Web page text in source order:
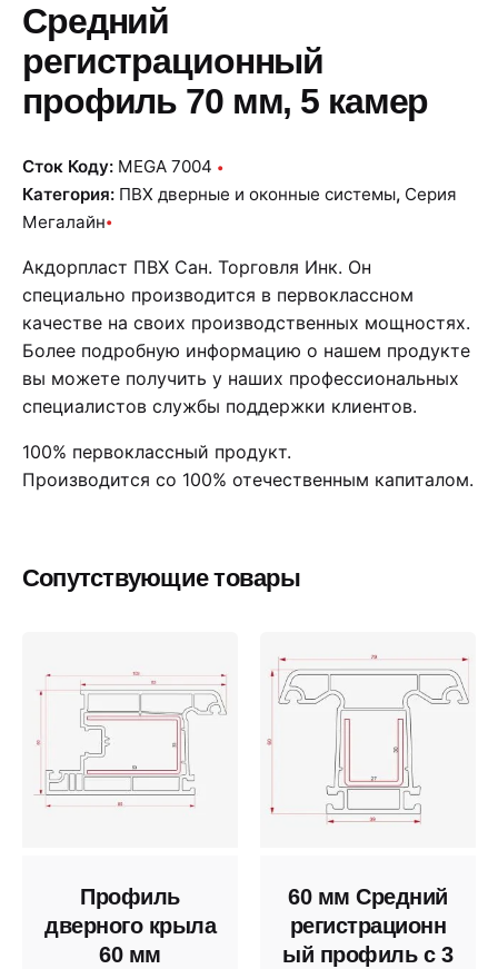
Средний
регистрационный
профиль 70 мм, 5 камер
Сток Коду: MEGA 7004
Категория: ПВХ дверные и оконные системы, Серия
Мегалайн
Акдорпласт ПВХ Сан. Торговля Инк. Он
специально производится в первоклассном
качестве на своих производственных мощностях.
Более подробную информацию о нашем продукте
вы можете получить у наших профессиональных
специалистов службы поддержки клиентов.
100% первоклассный продукт.
Производится со 100% отечественным капиталом.
Сопутствующие товары
Профиль
дверного крыла
60 мм
60 мм Средний
регистрационн
ый профиль с 3